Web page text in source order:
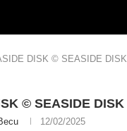
DISK © SEASIDE DISK
© SEASIDE DISK
12/02/2025